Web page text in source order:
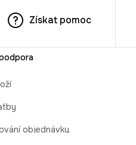
Získat pomoc
objednávky